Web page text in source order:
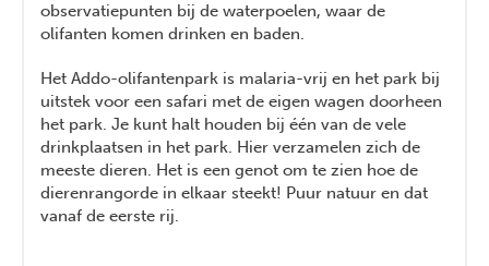
observatiepunten bij de waterpoelen, waar de
olifanten komen drinken en baden.
Het Addo-olifantenpark is malaria-vrij en het park bij
uitstek voor een safari met de eigen wagen doorheen
het park. Je kunt halt houden bij één van de vele
drinkplaatsen in het park. Hier verzamelen zich de
meeste dieren. Het is een genot om te zien hoe de
dierenrangorde in elkaar steekt! Puur natuur en dat
vanaf de eerste rij.